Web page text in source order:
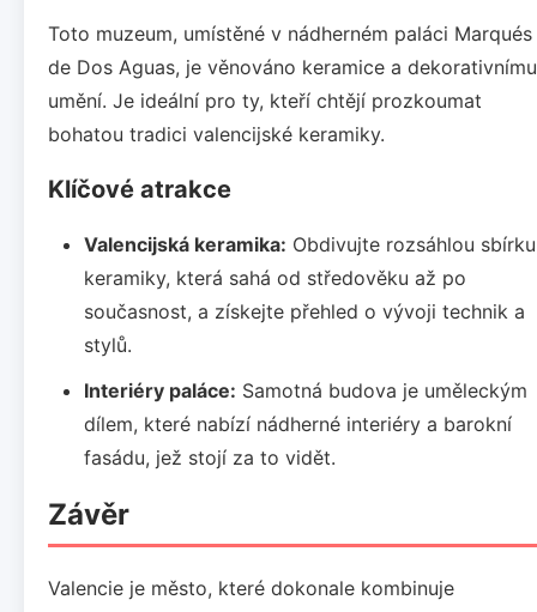
Toto muzeum, umístěné v nádherném paláci Marqués
de Dos Aguas, je věnováno keramice a dekorativnímu
umění. Je ideální pro ty, kteří chtějí prozkoumat
bohatou tradici valencijské keramiky.
Klíčové atrakce
Valencijská keramika: Obdivujte rozsáhlou sbírku
keramiky, která sahá od středověku až po
současnost, a získejte přehled o vývoji technik a
stylů.
Interiéry paláce: Samotná budova je uměleckým
dílem, které nabízí nádherné interiéry a barokní
fasádu, jež stojí za to vidět.
Závěr
Valencie je město, které dokonale kombinuje